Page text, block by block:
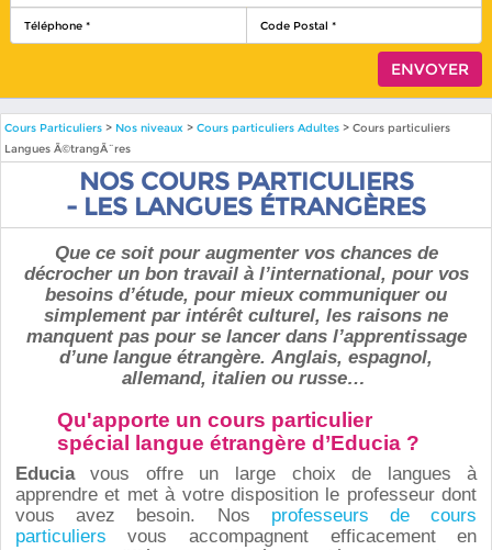
Cours Particuliers> Nos niveaux > Cours particuliers Adultes > Cours particuliers
Langues Ã©trangÃ¨res
NOS COURS PARTICULIERS
- LES LANGUES ÉTRANGÈRES
Que ce soit pour augmenter vos chances de
décrocher un bon travail à l’international, pour vos
besoins d’étude, pour mieux communiquer ou
simplement par intérêt culturel, les raisons ne
manquent pas pour se lancer dans l’apprentissage
d’une langue étrangère. Anglais, espagnol,
allemand, italien ou russe…
Qu'apporte un cours particulier
spécial langue étrangère d’Educia ?
Educiavous offre un large choix de langues à
apprendre et met à votre disposition le professeur dont
vous avez besoin. Nos professeurs de cours
particuliers vous accompagnent efficacement en